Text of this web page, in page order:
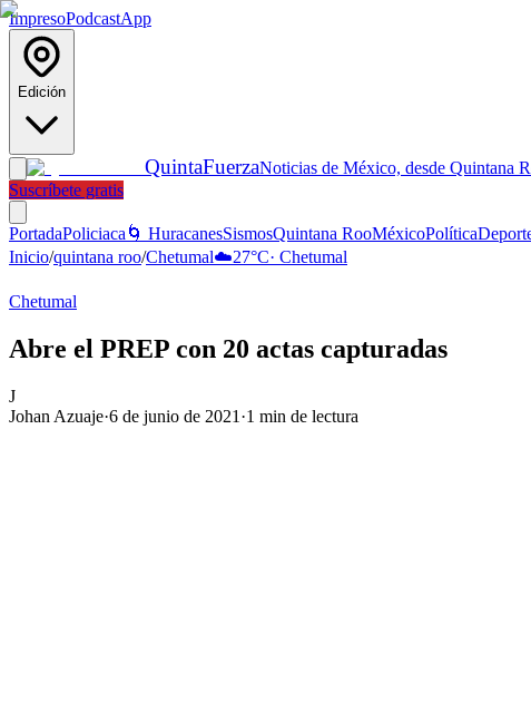
ImpresoPodcastApp
Edición
QuintaFuerzaNoticias de México, desde Quintana
Suscríbete gratis
PortadaPoliciaca 🌀 HuracanesSismosQuintana RooMéxicoPolítica
Inicio/quintana roo/Chetumal☁️27°C· Chetumal
Chetumal
Abre el PREP con 20 actas capturadas
J
Johan Azuaje·6 de junio de 2021 ·1 min de lectura